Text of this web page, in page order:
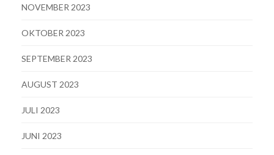
NOVEMBER 2023
OKTOBER 2023
SEPTEMBER 2023
AUGUST 2023
JULI 2023
JUNI 2023